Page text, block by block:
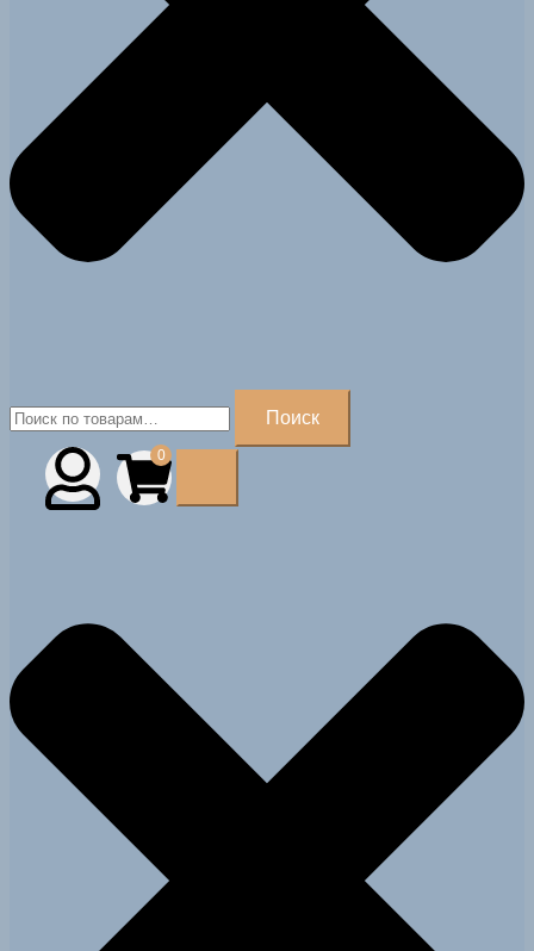
Искать:
Поиск
0